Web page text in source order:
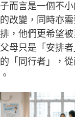
而言是一個不
改變，同時亦
，他們更希望
母只是「安排
「同行者」，